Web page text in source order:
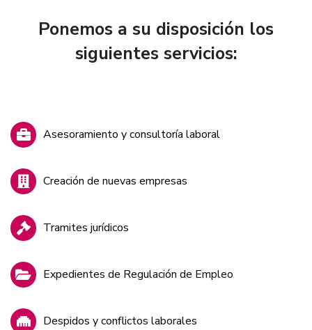
Ponemos a su disposición los
siguientes servicios:
Asesoramiento y consultoría laboral
Creación de nuevas empresas
Tramites jurídicos
Expedientes de Regulación de Empleo
Despidos y conflictos laborales